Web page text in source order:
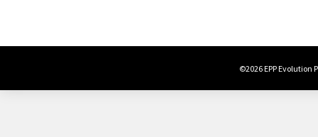
©2026 EPP Evolution